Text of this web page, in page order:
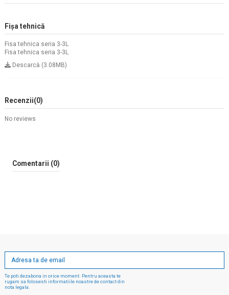
Fișa tehnică
Fisa tehnica seria 3-3L
Fisa tehnica seria 3-3L
Descarcă (3.08MB)
Recenzii(0)
No reviews
Comentarii (0)
Te poti dezabona in orice moment. Pentru aceasta te
rugam sa folosesti informatiile noastre de contact din
nota legala.